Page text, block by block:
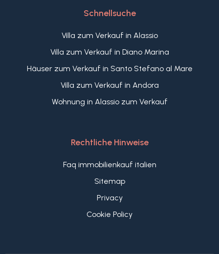
Schnellsuche
Villa zum Verkauf in Alassio
Villa zum Verkauf in Diano Marina
Häuser zum Verkauf in Santo Stefano al Mare
Villa zum Verkauf in Andora
Wohnung in Alassio zum Verkauf
Rechtliche Hinweise
Faq immobilienkauf italien
Sitemap
Privacy
Cookie Policy